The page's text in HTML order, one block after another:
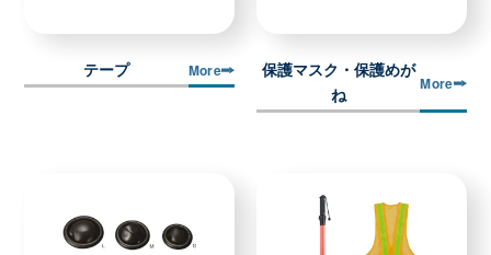
テープ More
保護マスク・保護めが
ね
More